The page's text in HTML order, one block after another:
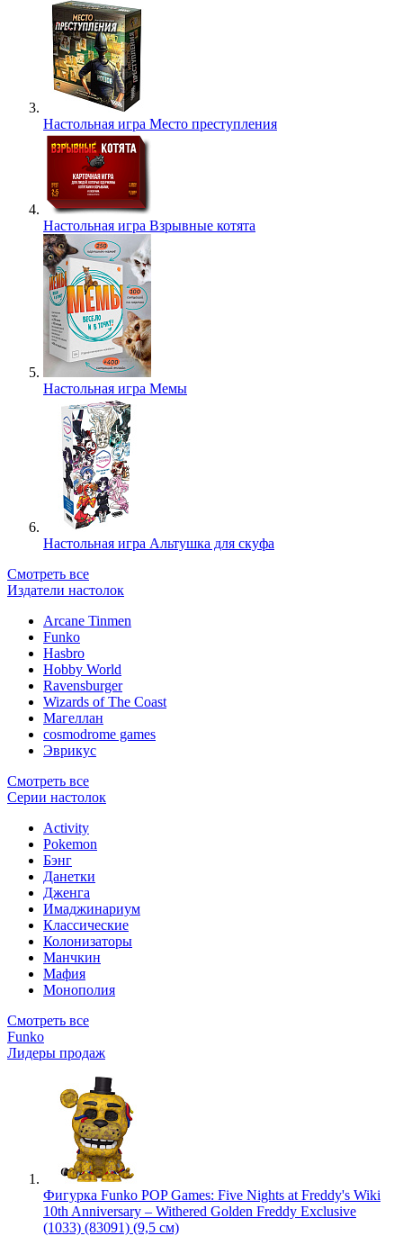
Настольная игра Место преступления
Настольная игра Взрывные котята
Настольная игра Мемы
Настольная игра Альтушка для скуфа
Смотреть все
Издатели настолок
Arcane Tinmen
Funko
Hasbro
Hobby World
Ravensburger
Wizards of The Coast
Магеллан
сosmodrome games
Эврикус
Смотреть все
Серии настолок
Activity
Pokemon
Бэнг
Данетки
Дженга
Имаджинариум
Классические
Колонизаторы
Манчкин
Мафия
Монополия
Смотреть все
Funko
Лидеры продаж
Фигурка Funko POP Games: Five Nights at Freddy's Wiki
10th Anniversary – Withered Golden Freddy Exclusive
(1033) (83091) (9,5 см)